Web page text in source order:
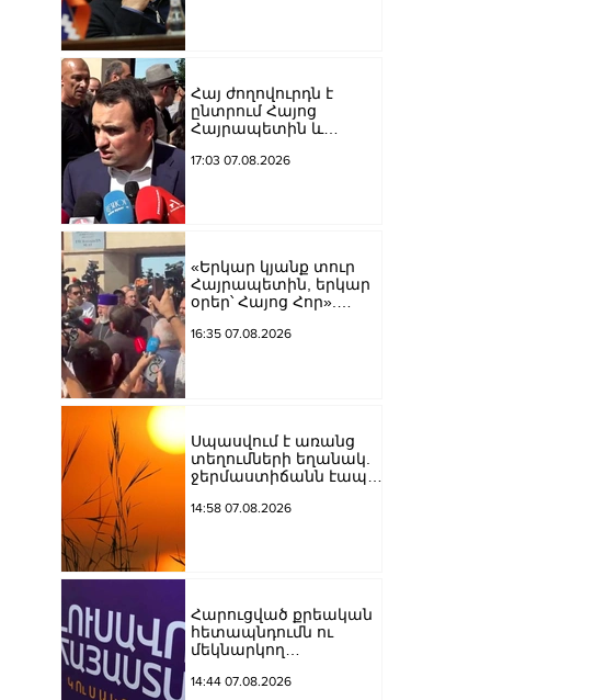
Հայ ժողովուրդն է
ընտրում Հայոց
Հայրապետին և
ընթացակարգ չկա, չի էլ
17:03 07.08.2026
«Երկար կյանք տուր
Հայրապետին, երկար
օրեր՝ Հայոց Հոր».
դատարանի բակում
16:35 07.08.2026
Սպասվում է առանց
տեղումների եղանակ.
ջերմաստիճանն էապես
14:58 07.08.2026
Հարուցված քրեական
հետապնդումն ու
մեկնարկող
վերջին տարիներին
14:44 07.08.2026